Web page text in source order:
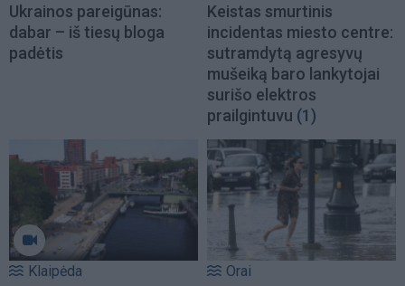
Ukrainos pareigūnas:
dabar – iš tiesų bloga
padėtis
Keistas smurtinis
incidentas miesto centre:
sutramdytą agresyvų
mušeiką baro lankytojai
surišo elektros
prailgintuvu (1)
Klaipėda Orai